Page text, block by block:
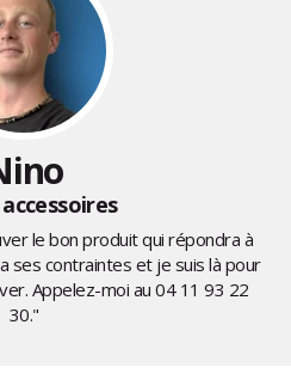
le bon produit qui répondra à
ses contraintes et je suis là pour
Appelez-moi au04 11 93 22
30."